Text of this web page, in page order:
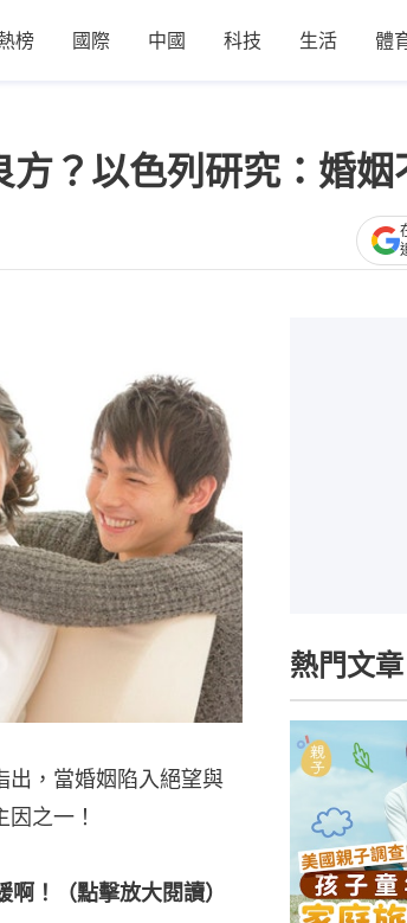
榜 國際 中國 科技 生活 體
？以色列研究：婚
出，當婚姻陷入絕望與
之一！
！（點擊放大閱讀）
熱門文章